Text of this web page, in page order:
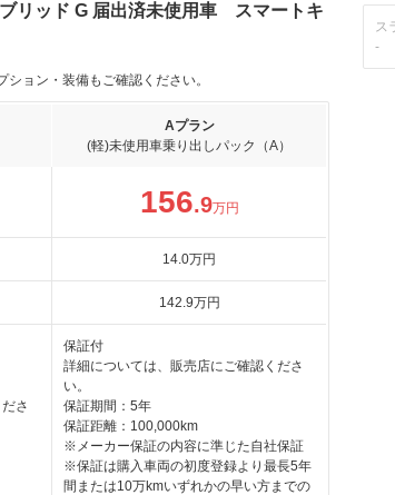
リッド G 届出済未使用車 スマートキ
ョン・装備もご確認ください。
Aプラン
(軽)未使用車乗り出しパック（A）
156.9万円
14.0万円
142.9万円
さ
保証付
詳細については、販売店にご確認くださ
い。
保証期間：5年
保証距離：100,000km
※メーカー保証の内容に準じた自社保証
※保証は購入車両の初度登録より最長5年
間または10万kmいずれかの早い方までの
ス
-